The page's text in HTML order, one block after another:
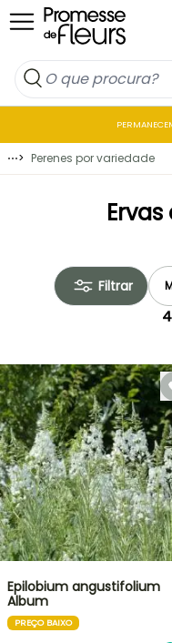
Ir para o Conteúdo
⋯> Perenes por variedade
Filtrar
4
Epilobium angustifolium
Album
PREÇO BAIXO